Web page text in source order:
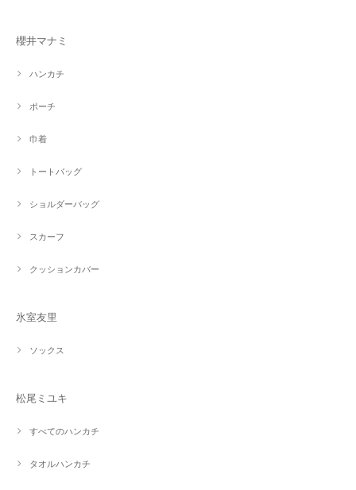
櫻井マナミ
ハンカチ
ポーチ
巾着
トートバッグ
ショルダーバッグ
スカーフ
クッションカバー
氷室友里
ソックス
松尾ミユキ
すべてのハンカチ
タオルハンカチ